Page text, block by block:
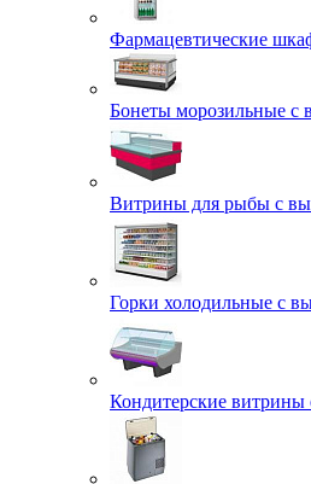
Фармацевтические
Бонеты морозильные с
Витрины для рыбы с
Горки холодильные с
Кондитерские